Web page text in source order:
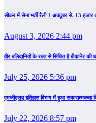
सीकर में सेना भर्ती रैली 1 अक्टूबर से, 13 हजार
August 3, 2026 2:44 pm
वीर बलिदानियों के रक्त से सिंचित है बीकानेर की
July 25, 2026 5:36 pm
एमजीएसयू इतिहास विभाग में हुआ सकारात्मकता
July 22, 2026 8:57 pm